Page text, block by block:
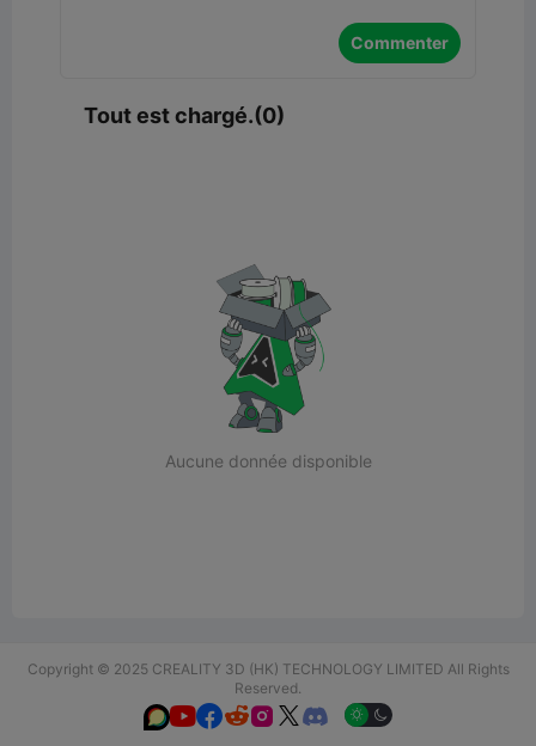
Commenter
Tout est chargé.(0)
Aucune donnée disponible
Copyright © 2025 CREALITY 3D (HK) TECHNOLOGY LIMITED All Rights
Reserved.
  